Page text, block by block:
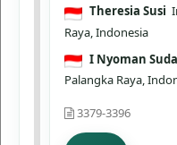
Theresia Susi
Raya, Indonesia
I Nyoman
Palangka Raya,
3379-3396